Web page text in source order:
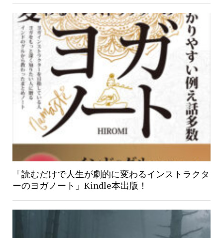
「読むだけで人生が劇的に変わるインストラクタ
ーのヨガノート」Kindle本出版！